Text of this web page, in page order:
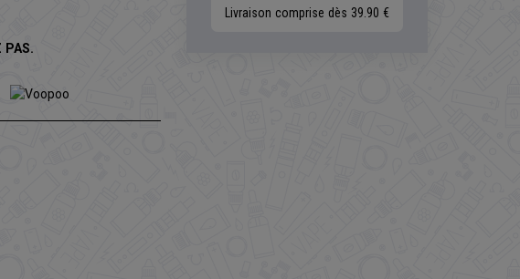
PAS.
Livraison comprise dès 39.90 €